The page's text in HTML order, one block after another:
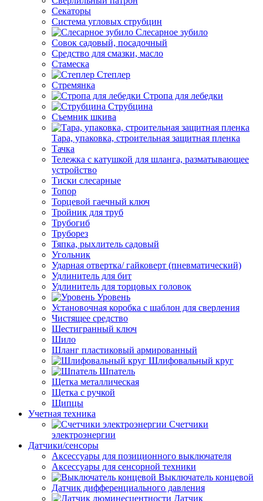
Секаторы
Система угловых струбцин
Слесарное зубило
Совок садовый, посадочный
Средство для смазки, масло
Стамеска
Степлер
Стремянка
Стропа для лебедки
Струбцина
Съемник шкива
Тара, упаковка, строительная защитная пленка
Тачка
Тележка с катушкой для шланга, разматывающее
устройство
Тиски слесарные
Топор
Торцевой гаечный ключ
Тройник для труб
Трубогиб
Труборез
Тяпка, рыхлитель садовый
Угольник
Ударная отвертка/ гайковерт (пневматический)
Удлинитель для бит
Удлинитель для торцовых головок
Уровень
Установочная коробка с шаблон для сверления
Чистящее средство
Шестигранный ключ
Шило
Шланг пластиковый армированный
Шлифовальный круг
Шпатель
Щетка металлическая
Щетка с ручкой
Щипцы
Учетная техника
Счетчики
электроэнергии
Датчики/сенсоры
Аксессуары для позиционного выключателя
Аксессуары для сенсорной техники
Выключатель концевой
Датчик дифференциального давления
Датчик